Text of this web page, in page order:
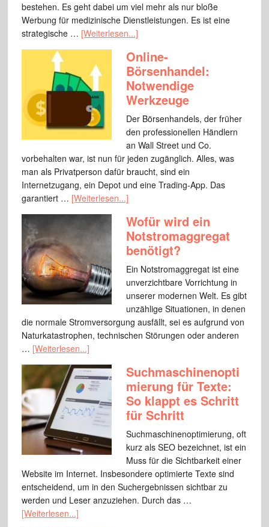
bestehen. Es geht dabei um viel mehr als nur bloße
Werbung für medizinische Dienstleistungen. Es ist eine
strategische … [Weiterlesen...]
Online-
Börsenhandel:
Notwendige
Werkzeuge
Der Börsenhandels, der früher
den professionellen Händlern
an Wall Street und Co.
vorbehalten war, ist nun für jeden zugänglich. Alles, was
man als Privatperson dafür braucht, sind ein
Internetzugang, ein Depot und eine Trading-App. Das
garantiert … [Weiterlesen...]
Wofür wird ein
Notstromaggregat
benötigt?
Ein Notstromaggregat ist eine
unverzichtbare Vorrichtung in
unserer modernen Welt. Es gibt
unzählige Situationen, in denen
die normale Stromversorgung ausfällt, sei es aufgrund von
Naturkatastrophen, technischen Störungen oder anderen
… [Weiterlesen...]
Suchmaschinenopti
mierung für Texte:
So klappt es Schritt
für Schritt
Suchmaschinenoptimierung, oft
kurz als SEO bezeichnet, ist ein
Muss für die Sichtbarkeit einer
Website im Internet. Insbesondere optimierte Texte sind
entscheidend, um in den Suchergebnissen sichtbar zu
werden und Leser anzuziehen. Durch das …
[Weiterlesen...]